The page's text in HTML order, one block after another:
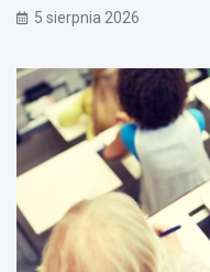
5 sierpnia 2026